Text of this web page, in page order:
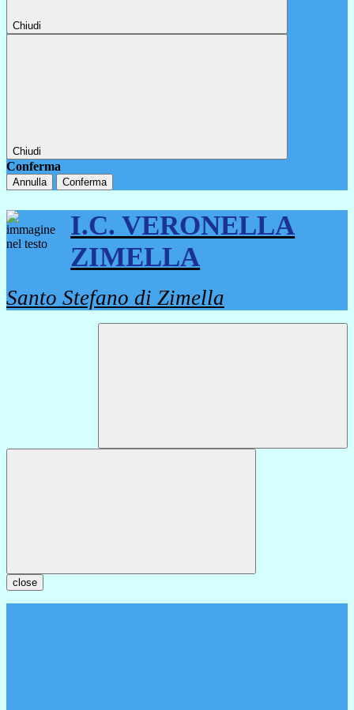
Chiudi
Chiudi
Conferma
Annulla Conferma
I.C. VERONELLA
ZIMELLA
Santo Stefano di Zimella
close